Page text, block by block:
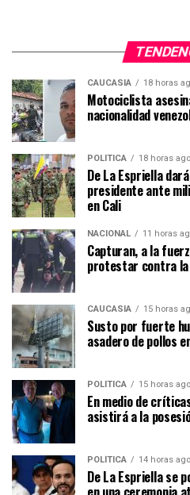
CAUCASIA 18 horas
Motociclista
nacionalidad
POLÍTICA 18 horas ago
De La Espriella
presidente ante
en Cali
NACIONAL 11 horas
Capturan, a la
protestar contra la
CAUCASIA 15 horas
Susto por fuerte
asadero de pollos
POLÍTICA 15 horas ago
En medio de
asistirá a la
POLÍTICA 14 horas ago
De La Espriella se